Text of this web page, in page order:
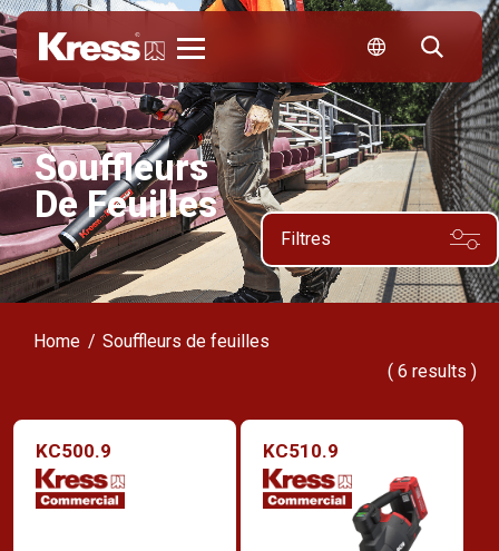
Souffleurs
De Feuilles
Filtres
Home
Souffleurs de feuilles
( 6 results )
KC500.9 KC510.9